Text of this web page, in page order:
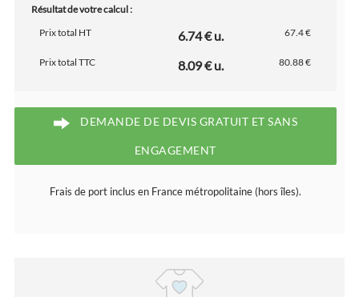
Résultat de votre calcul :
Prix total HT
6.74 € u. 67.4 €
Prix total TTC 8.09 € u. 80.88 €
DEMANDE DE DEVIS GRATUIT ET SANS
ENGAGEMENT
Frais de port inclus en France métropolitaine (hors îles).